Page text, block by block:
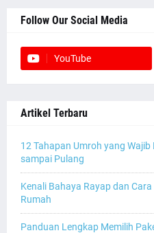
Follow Our Social Media
YouTube
Artikel Terbaru
12 Tahapan Umroh yang
sampai Pulang
Kenali Bahaya Rayap dan
Rumah
Panduan Lengkap Memilih